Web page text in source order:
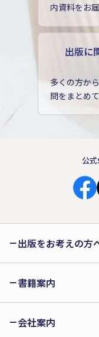
内資料をお
出版に
多くの方か
問をまとめて
公式
出版をお考えの方
書籍案内
会社案内